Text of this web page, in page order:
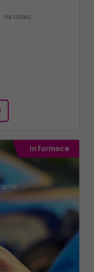
na dotaz
Informace